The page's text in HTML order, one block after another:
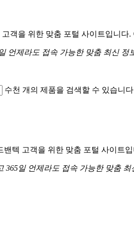
객을 위한 맞춤 포털 사이트입니
언제라도 접속 가능한 맞춤 최신 정
수천 개의 제품을 검색할 수 있습니다
밴텍 고객을 위한 맞춤 포털 사이트
365일 언제라도 접속 가능한 맞춤